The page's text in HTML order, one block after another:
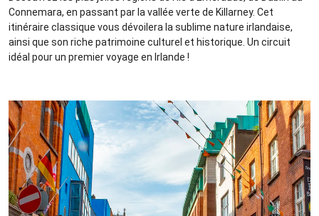
Connemara, en passant par la vallée verte de Killarney. Cet
itinéraire classique vous dévoilera la sublime nature irlandaise,
ainsi que son riche patrimoine culturel et historique. Un circuit
idéal pour un premier voyage en Irlande !